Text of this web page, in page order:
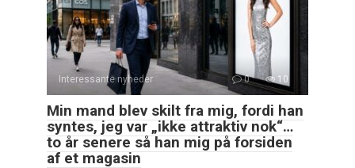
Interessante nyheder 0 10
Min mand blev skilt fra mig, fordi han
syntes, jeg var „ikke attraktiv nok“…
to år senere så han mig på forsiden
af et magasin